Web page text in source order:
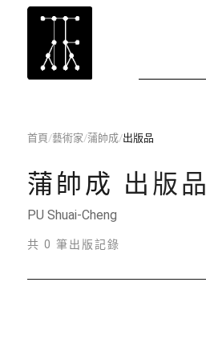
首頁/藝術家/蒲帥成/出版品
蒲帥成 出版品
PU Shuai-Cheng
共 0 筆出版記錄